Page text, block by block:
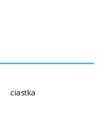
ciastka